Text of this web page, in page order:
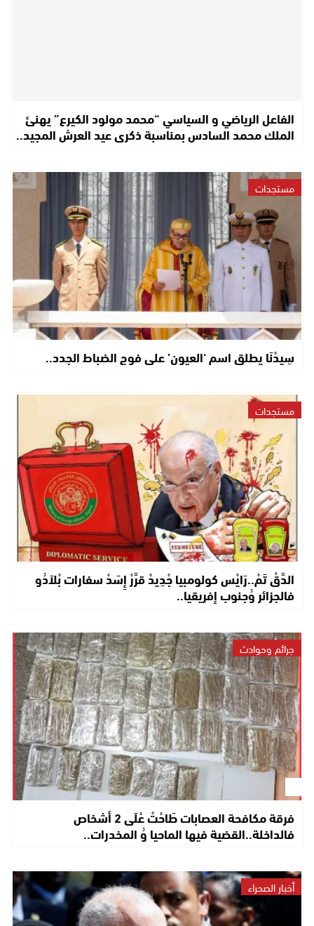
الفاعل الرياضي و السياسي “محمد مولود الكيرع” يهنئ
الملك محمد السادس بمناسبة ذكرى عيد العرش المجيد..
مستجدات
سِيدْنَا يطلق اسم ‘العيون’ على فوج الضباط الجدد..
مستجدات
الدَّقْ تَمْ..رَايْس كولومبيا جْدِيدْ قرَّرْ إِسَدْ سفارات بْلاَدُو
فالجزائر وُجنوب إفريقيا..
جرائم وحوادث
فرقة مكافحة العصابات طَاحْتْ عْلَى 2 أشخاص
فالداخلة..القضية فيها الماحيا وُ المخدرات..
أخبار الصحراء